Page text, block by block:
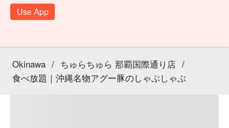
Use App
Okinawa / ちゅらちゅら 那覇国際通り店 /
食べ放題｜沖縄名物アグー豚のしゃぶしゃぶ